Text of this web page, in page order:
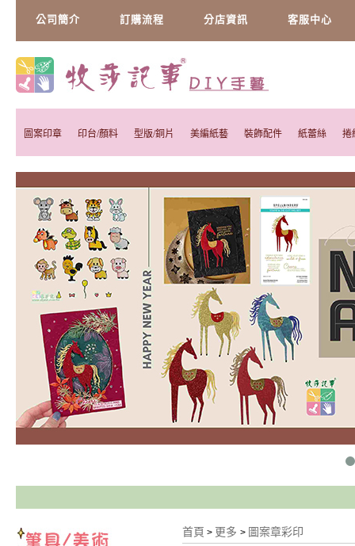
公司簡介 訂購流程 分店資訊 客服中心
圖案印章 印台/顏料 型版/銅片 美編紙藝 裝飾配件 紙蕾絲 捲
首頁 > 更多 > 圖案章彩印